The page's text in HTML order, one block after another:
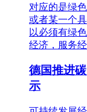
对应的是绿
或者某一个
以必须有绿
经济，服务
德国推进
示